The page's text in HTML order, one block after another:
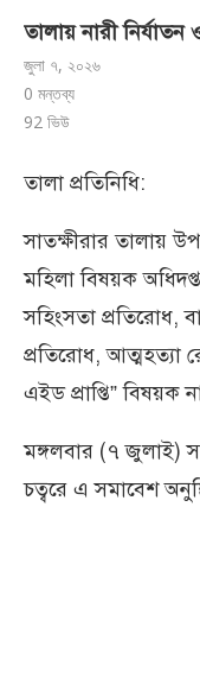
তালায় নারী নির্যাতন
জুলা ৭, ২০২৬
0 মন্তব্য
92 ভিউ
তালা প্রতিনিধি:
সাতক্ষীরার তালায়
মহিলা বিষয়ক
সহিংসতা প্রতিরোধ,
প্রতিরোধ, আত্মহত্যা
এইড প্রাপ্তি” বিষয়ক
মঙ্গলবার (৭ জুলাই)
চত্বরে এ সমাবেশ